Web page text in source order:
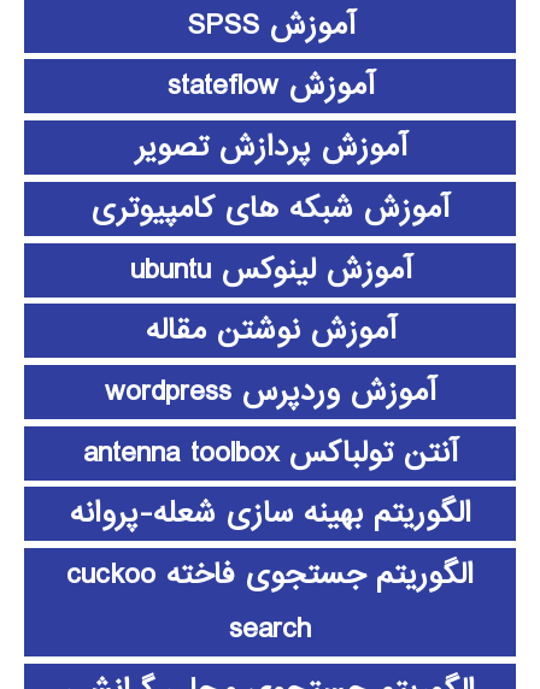
آموزش SPSS
آموزش stateflow
آموزش پردازش تصویر
آموزش شبکه های کامپیوتری
آموزش لینوکس ubuntu
آموزش نوشتن مقاله
آموزش وردپرس wordpress
آنتن تولباکس antenna toolbox
الگوریتم بهینه سازی شعله-پروانه
الگوریتم جستجوی فاخته cuckoo
search